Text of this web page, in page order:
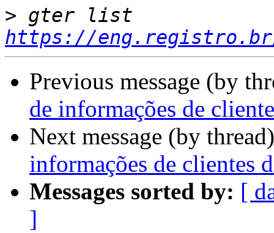
>
https://
Previous message (by
de informações de
Next message (by
informações de clientes
Messages sorted by: [
]